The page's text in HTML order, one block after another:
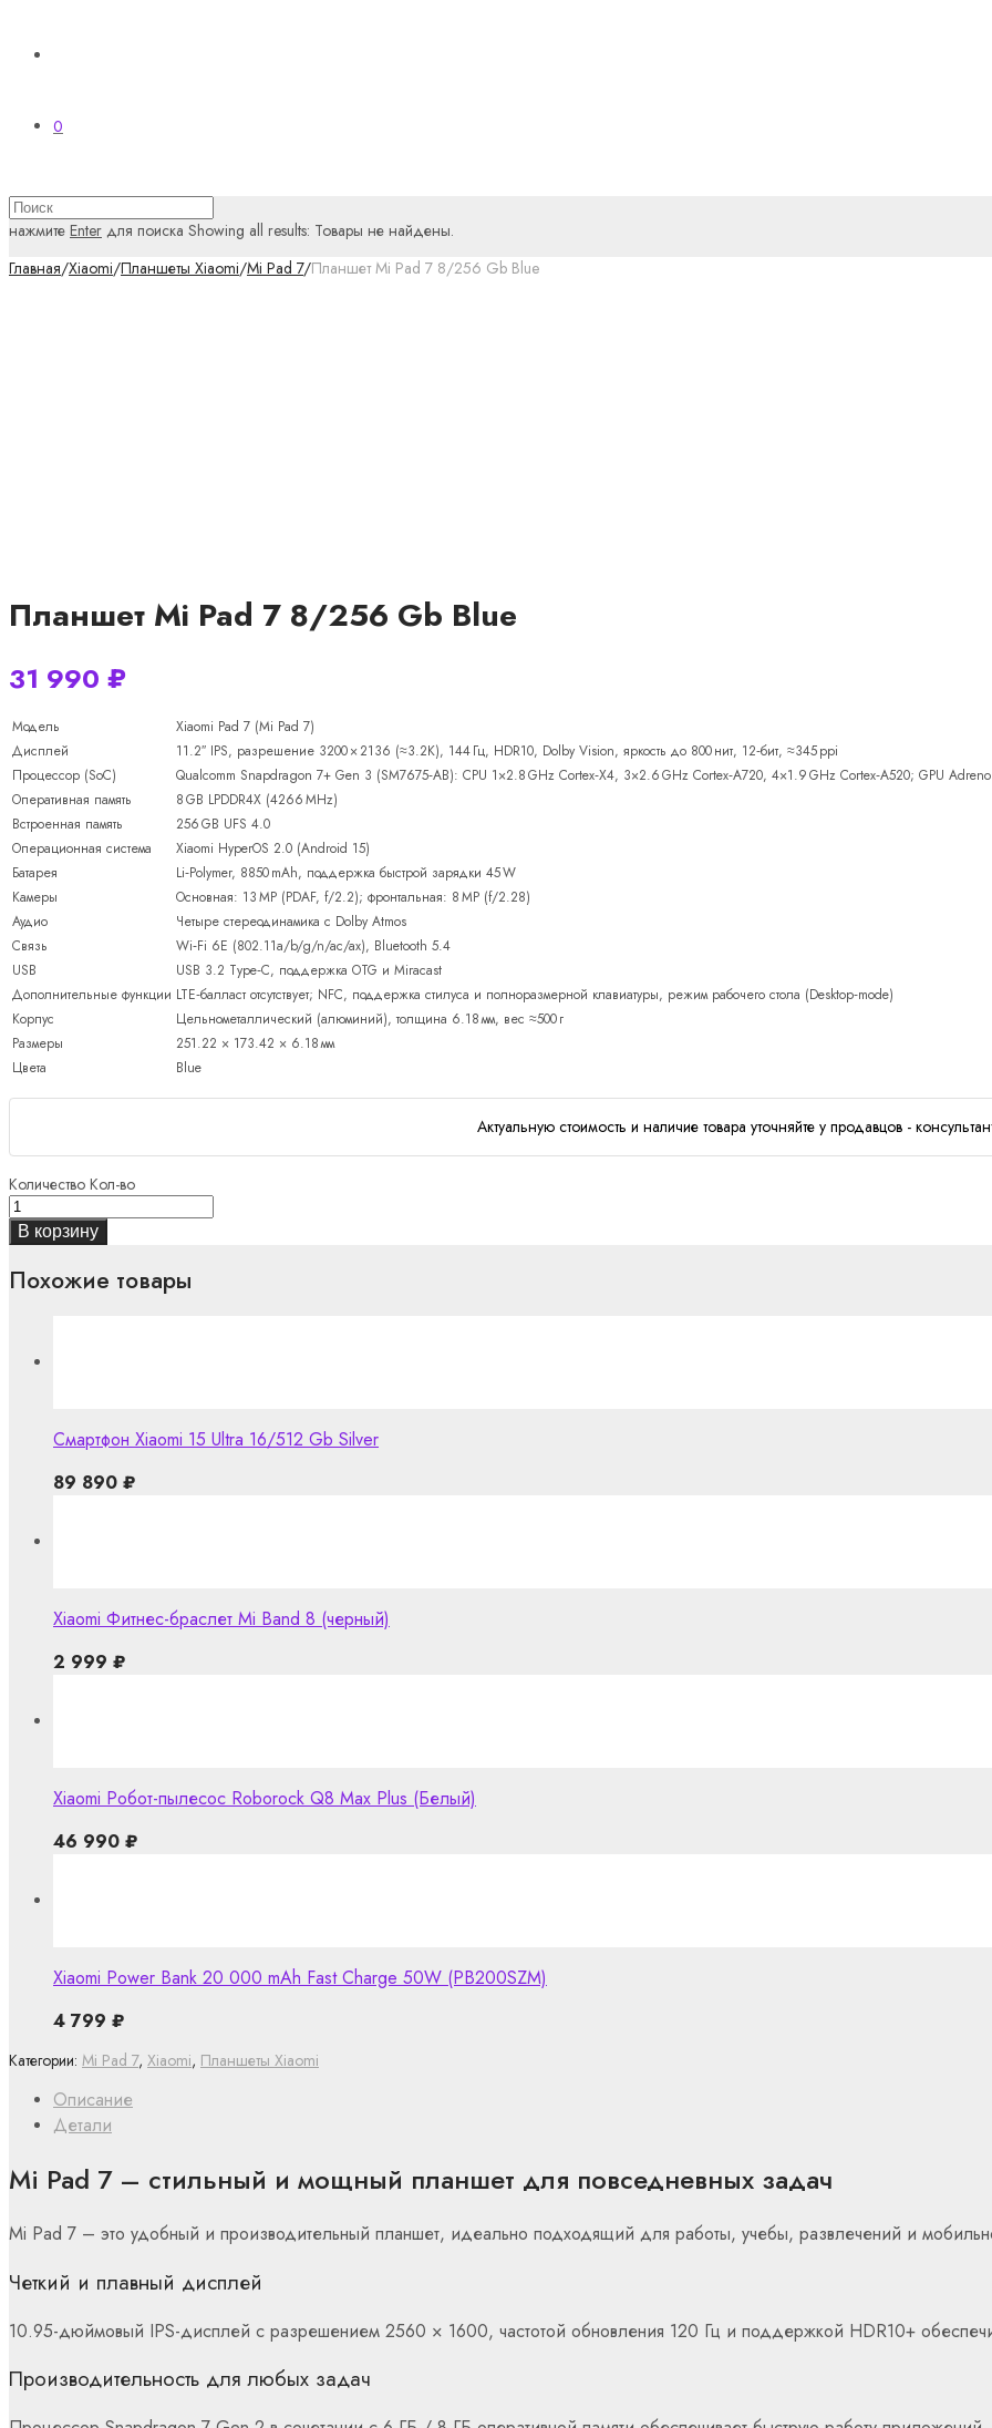
0
нажмите Enter для поиска Showing all results: Товары не найдены.
Главная/Xiaomi/Планшеты Xiaomi/Mi Pad 7/Планшет Mi Pad 7 8/256 Gb Blue
Планшет Mi Pad 7 8/256 Gb Blue
31 990 ₽
Модель
Xiaomi Pad 7 (Mi Pad 7)
Дисплей
11.2″ IPS, разрешение 3200 × 2136 (≈3.2K), 144 Гц, HDR10, Dolby Vision, яркость до 800 нит, 12‑бит, ≈345 ppi
Процессор (SoC)
Qualcomm Snapdragon 7+ Gen 3 (SM7675‑AB): CPU 1×2.8 GHz Cortex‑X4, 3×2.6 GHz Cortex‑A720, 4×1.9 GHz Cortex‑A520; GPU
Оперативная память
8 GB LPDDR4X (4266 MHz)
Встроенная память
256 GB UFS 4.0
Операционная система
Xiaomi HyperOS 2.0 (Android 15)
Батарея
Li‑Polymer, 8850 mAh, поддержка быстрой зарядки 45 W
Камеры
Основная: 13 MP (PDAF, f/2.2); фронтальная: 8 MP (f/2.28)
Аудио
Четыре стереодинамика с Dolby Atmos
Связь
Wi‑Fi 6E (802.11a/b/g/n/ac/ax), Bluetooth 5.4
USB
USB 3.2 Type‑C, поддержка OTG и Miracast
Дополнительные функции LTE‑балласт отсутствует; NFC, поддержка стилуса и полноразмерной клавиатуры, режим рабочего стола (Desktop‑mode)
Корпус
Цельнометаллический (алюминий), толщина 6.18 мм, вес ≈500 г
Размеры
251.22 × 173.42 × 6.18 мм
Цвета
Blue
Актуальную стоимость и наличие товара уточняйте у продавцов -
Количество Кол-во
В корзину
Описание
Детали
Mi Pad 7 – стильный и мощный планшет для повседневных задач
Mi Pad 7 – это удобный и производительный планшет, идеально подходящий для работы, учебы, развлечений и
Четкий и плавный дисплей
10.95-дюймовый IPS-дисплей с разрешением 2560 × 1600, частотой обновления 120 Гц и поддержкой HDR10+
Производительность для любых задач
Категории: Mi Pad 7, Xiaomi, Планшеты Xiaomi
Похожие товары
Смартфон Xiaomi 15 Ultra 16/512 Gb Silver
89 890 ₽
Xiaomi Фитнес-браслет Mi Band 8 (черный)
2 999 ₽
Xiaomi Робот-пылесос Roborock Q8 Max Plus (Белый)
46 990 ₽
Xiaomi Power Bank 20 000 mAh Fast Charge 50W (PB200SZM)
4 799 ₽